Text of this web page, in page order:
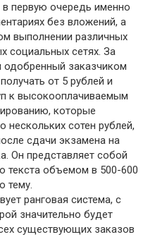
первую очередь именно
без вложений, а
выполнении различных
социальных сетях. За
заказчиком
от 5 рублей и
к высокооплачиваемым
которые
нескольких сотен рублей,
сдачи экзамена на
Он представляет собой
текста объемом в 500-600
тему.
ранговая система, с
значительно будет
существующих заказов